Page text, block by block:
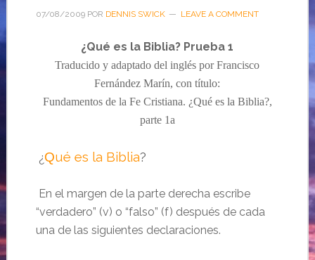
07/08/2009POR DENNIS SWICK LEAVE A COMMENT
¿Qué es la Biblia? Prueba 1
Traducido y adaptado del inglés por Francisco
Fernández Marín, con título:
Fundamentos de la Fe Cristiana. ¿Qué es la Biblia?,
parte 1a
¿Qué es la Biblia?
En el margen de la parte derecha escribe
“verdadero” (v) o “falso” (f) después de cada
una de las siguientes declaraciones.